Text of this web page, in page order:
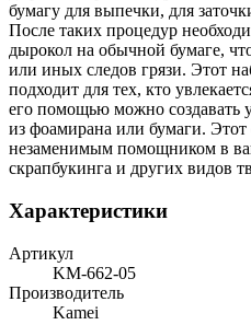
бумагу для выпечки, для
После таких процедур
дырокол на обычной бумаге,
или иных следов грязи. Этот
подходит для тех, кто
его помощью можно создавать
из фоамирана или бумаги.
незаменимым помощником в
скрапбукинга и других видов
Характеристики
Артикул
KM-662-05
Производитель
Kamei